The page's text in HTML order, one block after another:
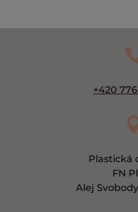
+420
Plastická
FN
Alej